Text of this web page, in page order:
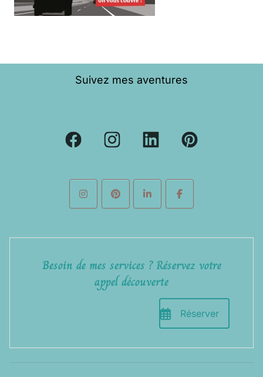
Suivez mes aventures
Besoin de mes services ? Réservez votre
appel découverte
Réserver